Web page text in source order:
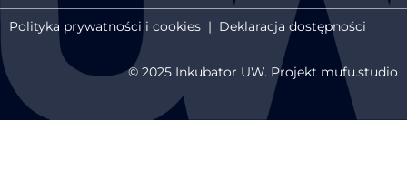
Polityka prywatności i cookies | Deklaracja dostępności
© 2025 Inkubator UW. Projekt mufu.studio